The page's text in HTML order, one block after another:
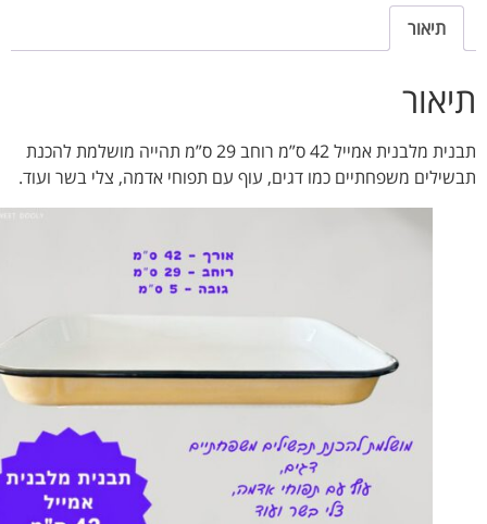
תיאור
תבנית מלבנית אמייל 42 ס”מ רוחב 29 ס”מ תהייה מושלמת להכנת
משפחתיים כמו דגים, עוף עם תפוחי אדמה, צלי בשר ועוד.